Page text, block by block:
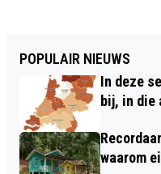
POPULAIR NIEUWS
In deze
bij, in die
waarom